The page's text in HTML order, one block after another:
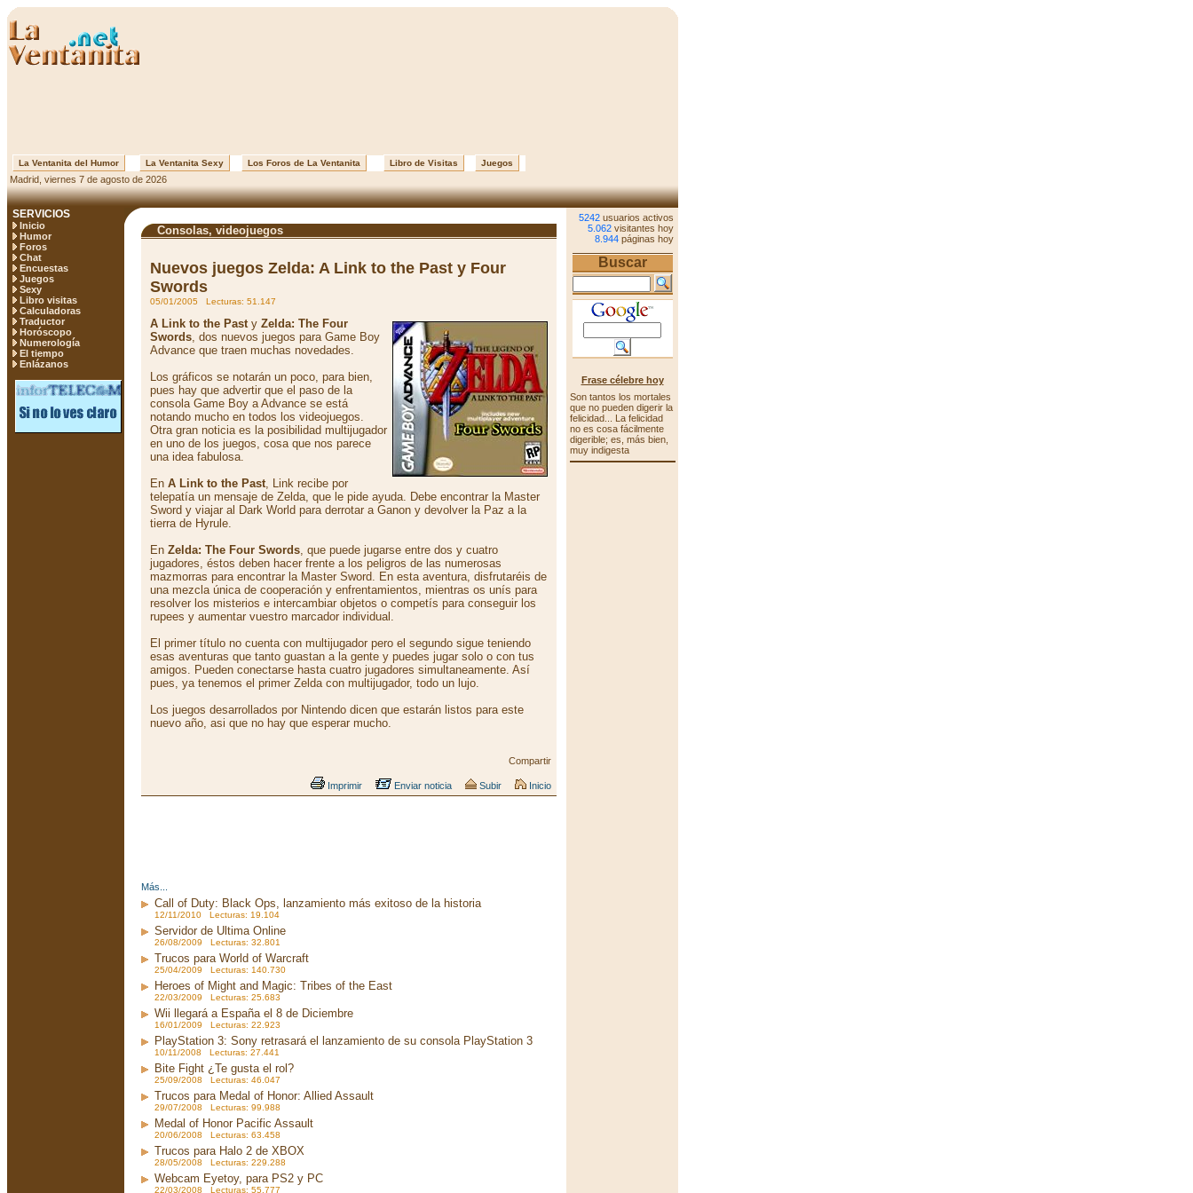
La Ventanita del Humor La Ventanita Sexy Los Foros de La Ventanita Libro de Visitas Juegos
Madrid, viernes 7 de agosto de 2026
SERVICIOS
Inicio
Humor
Foros
Chat
Encuestas
Juegos
Sexy
Libro visitas
Calculadoras
Traductor
Horóscopo
Numerología
El tiempo
Enlázanos
Consolas, videojuegos
Nuevos juegos Zelda: A Link to the Past y Four
Swords
05/01/2005 Lecturas: 51.147
A Link to the Pasty Zelda: The Four
Swords, dos nuevos juegos para Game Boy
Advance que traen muchas novedades.
Los gráficos se notarán un poco, para bien,
pues hay que advertir que el paso de la
consola Game Boy a Advance se está
notando mucho en todos los videojuegos.
Otra gran noticia es la posibilidad multijugador
en uno de los juegos, cosa que nos parece
una idea fabulosa.
En A Link to the Past, Link recibe por
telepatía un mensaje de Zelda, que le pide ayuda. Debe encontrar la Master
Sword y viajar al Dark World para derrotar a Ganon y devolver la Paz a la
tierra de Hyrule.
En Zelda: The Four Swords, que puede jugarse entre dos y cuatro
jugadores, éstos deben hacer frente a los peligros de las numerosas
mazmorras para encontrar la Master Sword. En esta aventura, disfrutaréis de
una mezcla única de cooperación y enfrentamientos, mientras os unís para
resolver los misterios e intercambiar objetos o competís para conseguir los
rupees y aumentar vuestro marcador individual.
El primer título no cuenta con multijugador pero el segundo sigue teniendo
esas aventuras que tanto guastan a la gente y puedes jugar solo o con tus
amigos. Pueden conectarse hasta cuatro jugadores simultaneamente. Así
pues, ya tenemos el primer Zelda con multijugador, todo un lujo.
Los juegos desarrollados por Nintendo dicen que estarán listos para este
nuevo año, asi que no hay que esperar mucho.
Compartir
Imprimir Enviar noticia Subir Inicio
Más...
Call of Duty: Black Ops, lanzamiento más exitoso de la historia
12/11/2010 Lecturas: 19.104
Servidor de Ultima Online
26/08/2009 Lecturas: 32.801
Trucos para World of Warcraft
25/04/2009 Lecturas: 140.730
Heroes of Might and Magic: Tribes of the East
22/03/2009 Lecturas: 25.683
Wii llegará a España el 8 de Diciembre
16/01/2009 Lecturas: 22.923
PlayStation 3: Sony retrasará el lanzamiento de su consola PlayStation 3
10/11/2008 Lecturas: 27.441
Bite Fight ¿Te gusta el rol?
25/09/2008 Lecturas: 46.047
Trucos para Medal of Honor: Allied Assault
29/07/2008 Lecturas: 99.988
Medal of Honor Pacific Assault
20/06/2008 Lecturas: 63.458
Trucos para Halo 2 de XBOX
28/05/2008 Lecturas: 229.288
Webcam Eyetoy, para PS2 y PC
22/03/2008 Lecturas: 55.777
5242 usuarios activos
5.062 visitantes hoy
8.944 páginas hoy
Buscar
Frase célebre hoy
Son tantos los mortales
que no pueden digerir la
felicidad... La felicidad
no es cosa fácilmente
digerible; es, más bien,
muy indigesta